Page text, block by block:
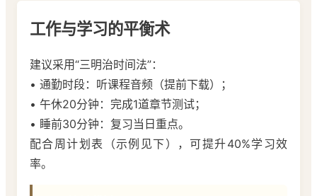
工作与学习的平衡术
建议采用“三明治时间法”：
• 通勤时段：听课程音频（提前下载）；
• 午休20分钟：完成1道章节测试；
• 睡前30分钟：复习当日重点。
配合周计划表（示例见下），可提升40%学习效
率。